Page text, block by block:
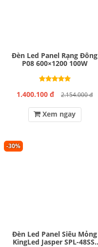
Đèn Led Panel Rạng Đông
P08 600×1200 100W
1.400.100 đ 2.154.000 đ
Xem ngay
-30%
Đèn Led Panel Siêu Mỏng
KingLed Jasper SPL-48SS-